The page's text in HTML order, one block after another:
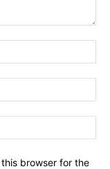
browser for the